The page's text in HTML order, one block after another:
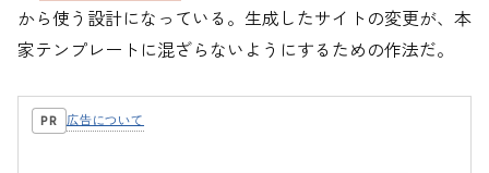
から使う設計になっている。生成したサイトの変更が、本
家テンプレートに混ざらないようにするための作法だ。
PR 広告について